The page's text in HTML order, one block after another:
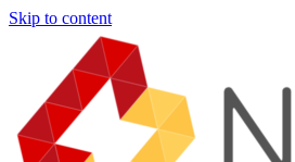
Skip to content